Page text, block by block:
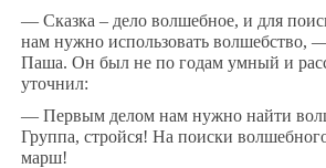
— Сказка – дело волшебное, и для
нам нужно использовать волшебство,
Паша. Он был не по годам умный и
уточнил:
— Первым делом нам нужно найти
Группа, стройся! На поиски
марш!